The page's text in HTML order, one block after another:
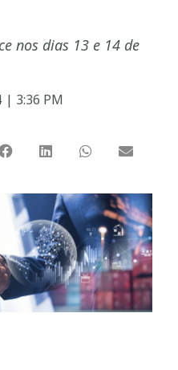
nos dias 13 e 14 de
| 3:36 PM